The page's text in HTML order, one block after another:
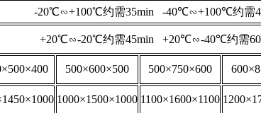
-20℃∽+100℃约需35min -40℃∽+100℃约需
+20℃∽-20℃约需45min +20℃∽-40℃约需
500×600×500 500×750×600
1000×1500×1000 1100×1600×1100